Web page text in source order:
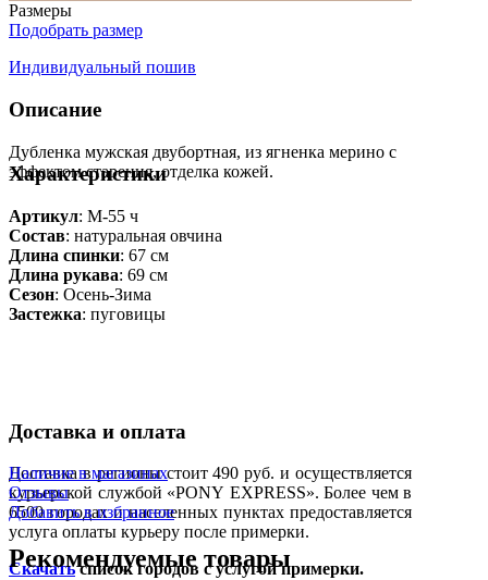
Размеры
Подобрать размер
Индивидуальный пошив
Описание
Дубленка мужская двубортная, из ягненка мерино с
эффектом старения, отделка кожей.
Характеристики
Артикул: М-55 ч
Состав: натуральная овчина
Длина спинки: 67 см
Длина рукава: 69 см
Сезон: Осень-Зима
Застежка: пуговицы
Доставка и оплата
Доставка в регионы стоит 490 руб. и осуществляется
курьерской службой «PONY EXPRESS». Более чем в
6500 городах и населенных пунктах предоставляется
услуга оплаты курьеру после примерки.
Скачатьсписок городов с услугой примерки.
Наличие в магазинах
Отзывы
Добавить в избранное
Рекомендуемые товары